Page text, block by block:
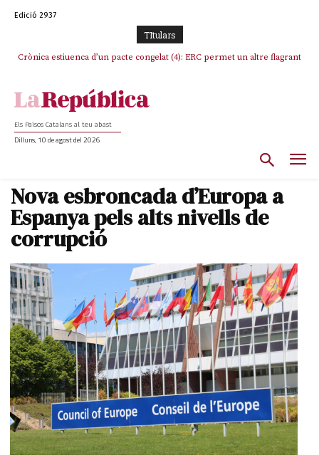
Edició 2937
TItulars
Crònica estiuenca d’un pacte congelat (4): ERC permet un altre flagrant
Els Països Catalans al teu abast
Dilluns, 10 de agost del 2026
Nova esbroncada d’Europa a
Espanya pels alts nivells de
corrupció